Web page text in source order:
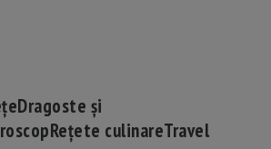
Dragoste și
Rețete culinareTravel